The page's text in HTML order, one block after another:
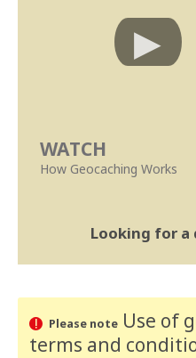
WATCH
How Geocaching Works
Looking for
Please noteUse of
terms and